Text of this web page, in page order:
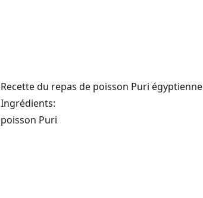
Recette du repas de poisson Puri égyptienne
Ingrédients:
poisson Puri